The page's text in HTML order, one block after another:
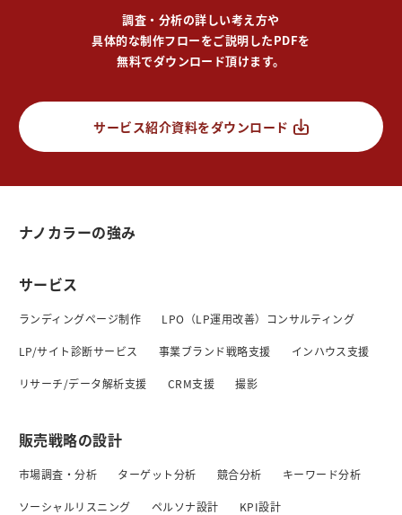
調査・分析の詳しい考え方や
具体的な制作フローをご説明したPDFを
無料でダウンロード頂けます。
サービス紹介資料をダウンロード
ナノカラーの強み
サービス
ランディングページ制作 LPO（LP運用改善）コンサルティング
LP/サイト診断サービス 事業ブランド戦略支援 インハウス支援
リサーチ/データ解析支援 CRM支援 撮影
販売戦略の設計
市場調査・分析 ターゲット分析 競合分析 キーワード分析
ソーシャルリスニング ペルソナ設計 KPI設計